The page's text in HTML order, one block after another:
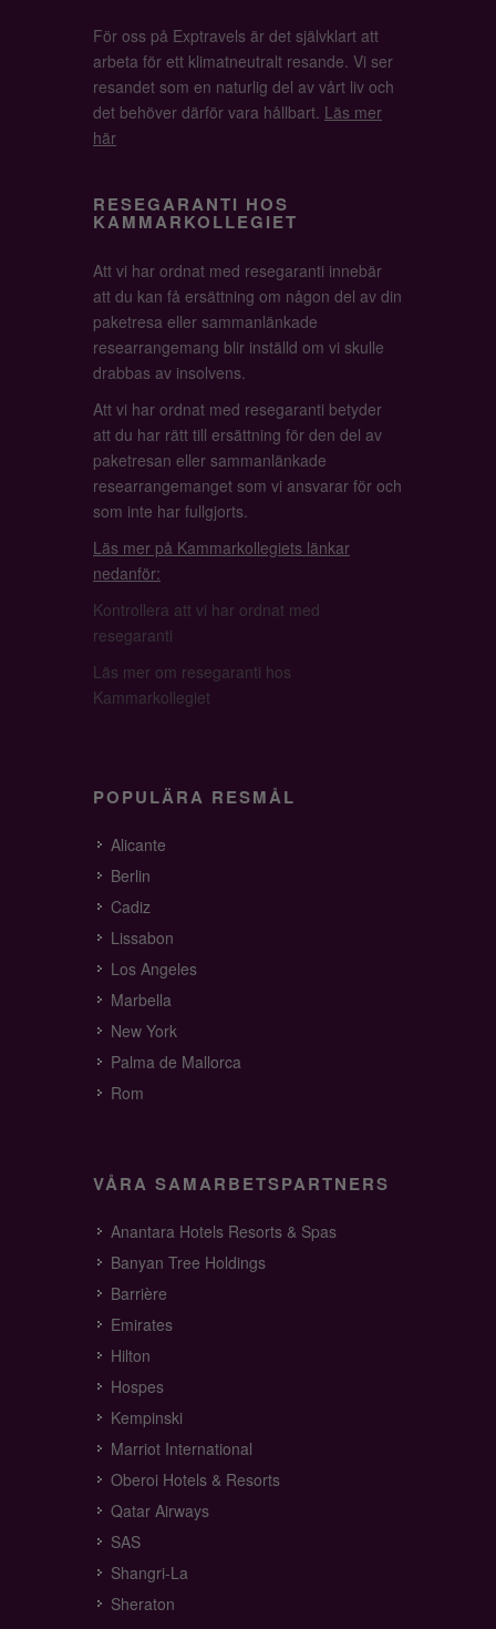
För oss på Exptravels är det självklart att
arbeta för ett klimatneutralt resande. Vi ser
resandet som en naturlig del av vårt liv och
det behöver därför vara hållbart. Läs mer
här
RESEGARANTI HOS
KAMMARKOLLEGIET
Att vi har ordnat med resegaranti innebär
att du kan få ersättning om någon del av din
paketresa eller sammanlänkade
researrangemang blir inställd om vi skulle
drabbas av insolvens.
Att vi har ordnat med resegaranti betyder
att du har rätt till ersättning för den del av
paketresan eller sammanlänkade
researrangemanget som vi ansvarar för och
som inte har fullgjorts.
Läs mer på Kammarkollegiets länkar
nedanför:
Kontrollera att vi har ordnat med
resegaranti
Läs mer om resegaranti hos
Kammarkollegiet
POPULÄRA RESMÅL
Alicante
Berlin
Cadiz
Lissabon
Los Angeles
Marbella
New York
Palma de Mallorca
Rom
VÅRA SAMARBETSPARTNERS
Anantara Hotels Resorts & Spas
Banyan Tree Holdings
Barrière
Emirates
Hilton
Hospes
Kempinski
Marriot International
Oberoi Hotels & Resorts
Qatar Airways
SAS
Shangri-La
Sheraton